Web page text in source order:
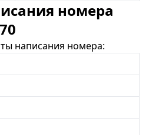
номера
написания номера: